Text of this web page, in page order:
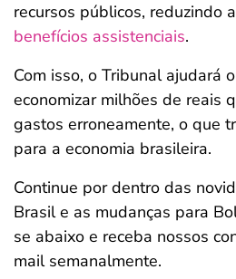
recursos públicos, reduzindo
benefícios assistenciais.
Com isso, o Tribunal ajudará
economizar milhões de reais
gastos erroneamente, o que
para a economia brasileira.
Continue por dentro das
Brasil e as mudanças para
se abaixo e receba nossos
mail semanalmente.